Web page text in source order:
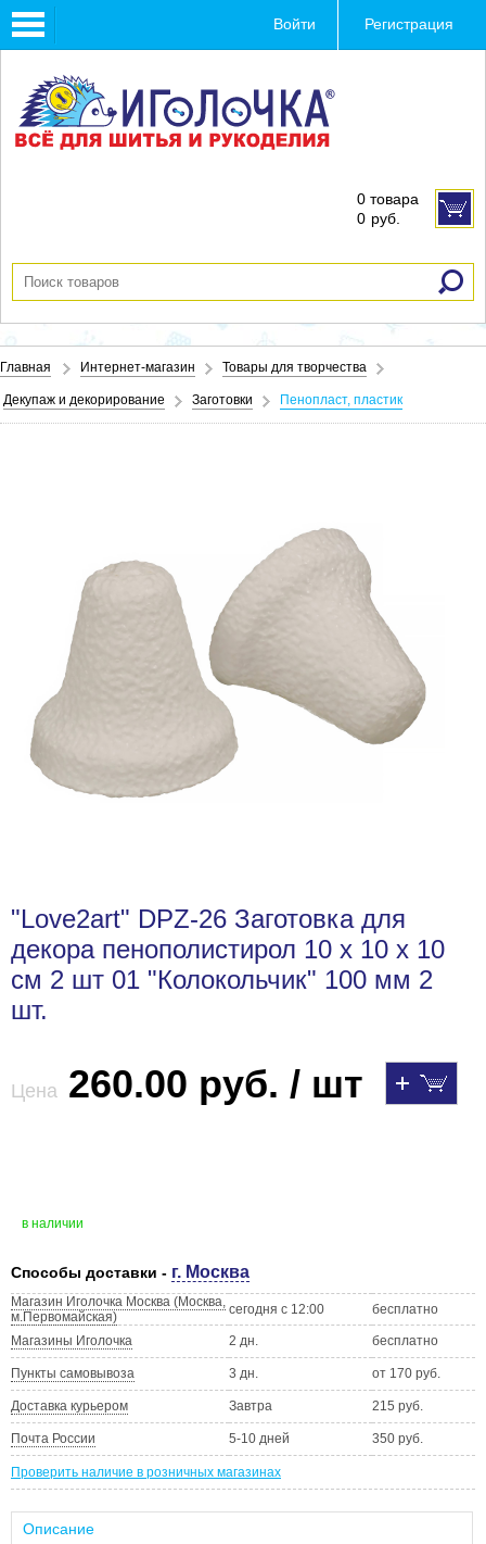
Toggle
navigation
Войти Регистрация
0 товара
0 руб.
Главная Интернет-магазин Товары для творчества
Декупаж и декорирование Заготовки Пенопласт, пластик
"Love2art" DPZ-26 Заготовка для
декора пенополистирол 10 х 10 х 10
см 2 шт 01 "Колокольчик" 100 мм 2
шт.
Цена 260.00 руб. / шт
в наличии
Способы доставки - г. Москва
Магазин Иголочка Москва (Москва,
м.Первомайская)
сегодня с 12:00 бесплатно
Магазины Иголочка 2 дн. бесплатно
Пункты самовывоза 3 дн. от 170 руб.
Доставка курьером Завтра 215 руб.
Почта России 5-10 дней 350 руб.
Проверить наличие в розничных магазинах
Описание